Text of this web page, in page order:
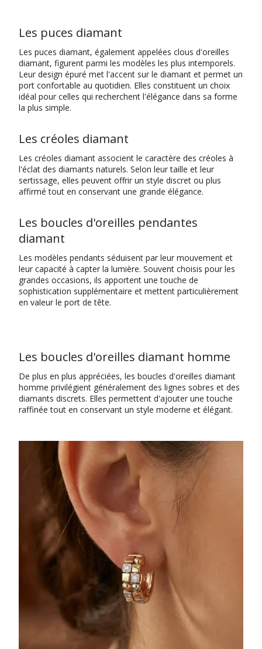
Les puces diamant
Les puces diamant, également appelées clous d'oreilles
diamant, figurent parmi les modèles les plus intemporels.
Leur design épuré met l'accent sur le diamant et permet un
port confortable au quotidien. Elles constituent un choix
idéal pour celles qui recherchent l'élégance dans sa forme
la plus simple.
Les créoles diamant
Les créoles diamant associent le caractère des créoles à
l'éclat des diamants naturels. Selon leur taille et leur
sertissage, elles peuvent offrir un style discret ou plus
affirmé tout en conservant une grande élégance.
Les boucles d'oreilles pendantes
diamant
Les modèles pendants séduisent par leur mouvement et
leur capacité à capter la lumière. Souvent choisis pour les
grandes occasions, ils apportent une touche de
sophistication supplémentaire et mettent particulièrement
en valeur le port de tête.
Les boucles d'oreilles diamant homme
De plus en plus appréciées, les boucles d'oreilles diamant
homme privilégient généralement des lignes sobres et des
diamants discrets. Elles permettent d'ajouter une touche
raffinée tout en conservant un style moderne et élégant.